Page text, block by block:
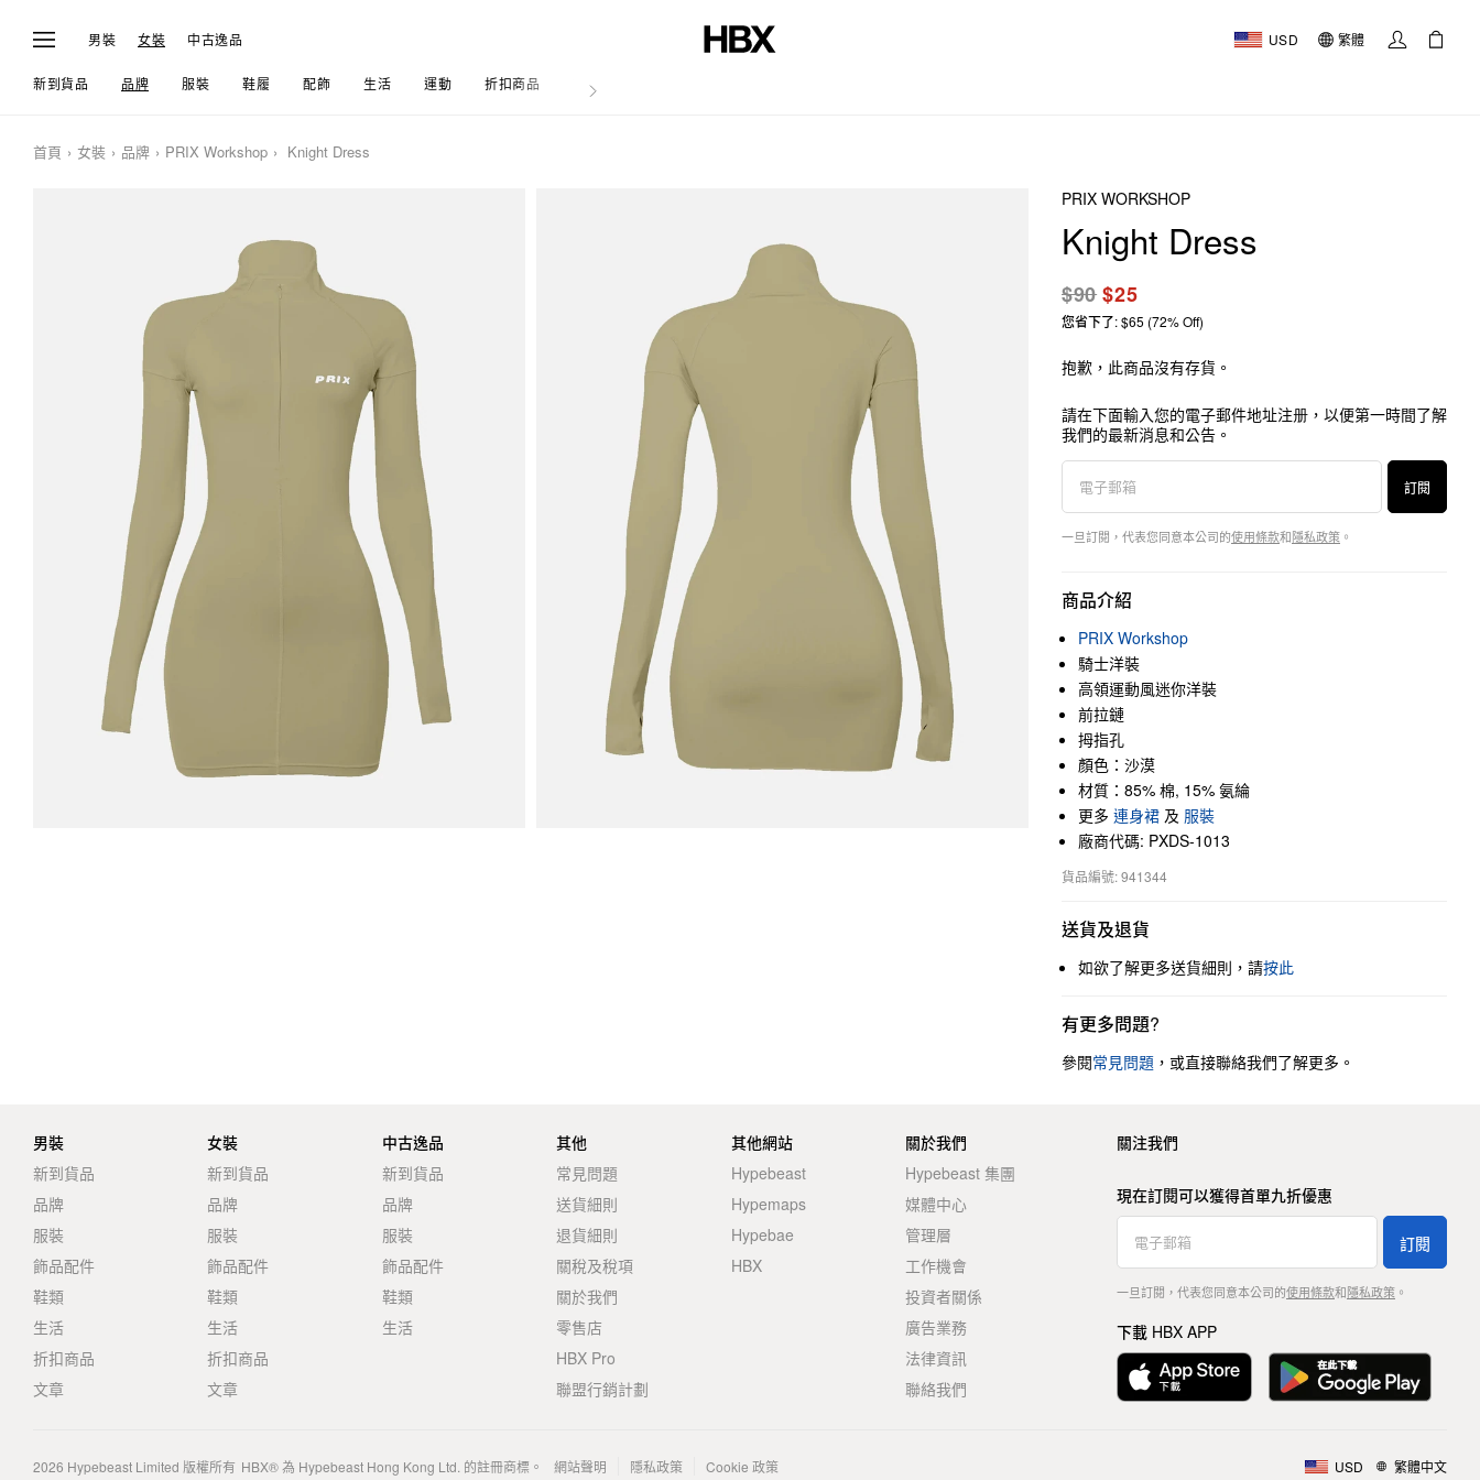
男裝 女裝 中古逸品 USD 繁體
新到貨品 品牌 服裝 鞋履 配飾 生活 運動 折扣商品 文章
首頁 女裝 品牌 PRIX Workshop Knight Dress
PRIX WORKSHOP
Knight Dress
$90$25
您省下了: $65 (72% Off)
抱歉，此商品沒有存貨。
請在下面輸入您的電子郵件地址注册，以便第一時間了解
我們的最新消息和公告。
訂閱
一旦訂閱，代表您同意本公司的使用條款和隱私政策 。
商品介紹
PRIX Workshop
騎士洋裝
高領運動風迷你洋裝
前拉鏈
拇指孔
顏色：沙漠
材質：85% 棉, 15% 氨綸
更多 連身裙 及 服裝
廠商代碼: PXDS-1013
貨品編號: 941344
送貨及退貨
如欲了解更多送貨細則，請按此
有更多問題?
參閱常見問題 ，或直接聯絡我們了解更多。
男裝
新到貨品
品牌
服裝
飾品配件
鞋類
生活
折扣商品
文章
女裝
新到貨品
品牌
服裝
飾品配件
鞋類
生活
折扣商品
文章
中古逸品
新到貨品
品牌
服裝
飾品配件
鞋類
生活
其他
常見問題
送貨細則
退貨細則
關稅及稅項
關於我們
零售店
HBX Pro
聯盟行銷計劃
其他網站
Hypebeast
Hypemaps
Hypebae
HBX
關於我們
Hypebeast 集團
媒體中心
管理層
工作機會
投資者關係
廣告業務
法律資訊
聯絡我們
關注我們
現在訂閱可以獲得首單九折優惠
訂閱
一旦訂閱，代表您同意本公司的使用條款和隱私政策。
下載 HBX APP
2026 Hypebeast Limited 版權所有 HBX® 為 Hypebeast Hong Kong Ltd. 的註冊商標。 網站聲明 隱私政策 Cookie 政策 USD 繁體中文